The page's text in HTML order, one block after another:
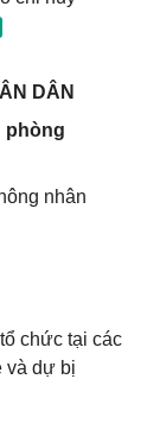
DÂN
phòng
nhân
chức tại các
và dự bị